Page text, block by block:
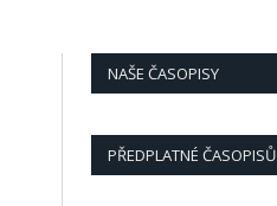
NAŠE ČASOPISY
PŘEDPLATNÉ ČASOPISŮ